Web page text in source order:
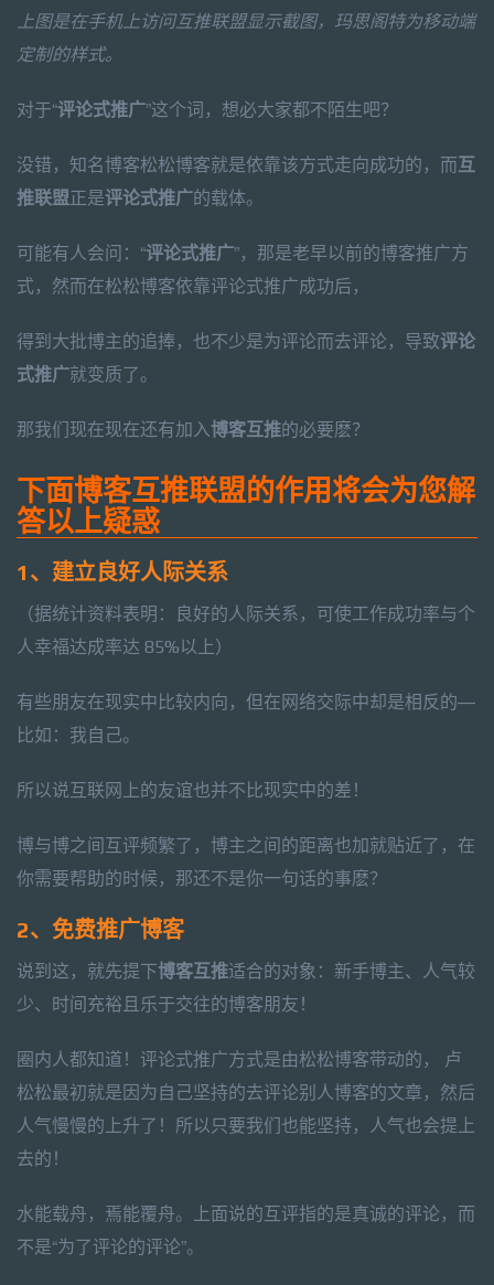
上图是在手机上访问互推联盟显示截图，玛思阁特为移动端
定制的样式。
对于“评论式推广”这个词，想必大家都不陌生吧？
没错，知名博客松松博客就是依靠该方式走向成功的，而互
推联盟正是评论式推广的载体。
可能有人会问：“评论式推广”，那是老早以前的博客推广方
式，然而在松松博客依靠评论式推广成功后，
得到大批博主的追捧，也不少是为评论而去评论，导致评论
式推广就变质了。
那我们现在现在还有加入博客互推的必要麽？
下面博客互推联盟的作用将会为您解
答以上疑惑
1、建立良好人际关系
（据统计资料表明：良好的人际关系，可使工作成功率与个
人幸福达成率达 85%以上）
有些朋友在现实中比较内向，但在网络交际中却是相反的—
比如：我自己。
所以说互联网上的友谊也并不比现实中的差！
博与博之间互评频繁了，博主之间的距离也加就贴近了，在
你需要帮助的时候，那还不是你一句话的事麽？
2、免费推广博客
说到这，就先提下博客互推适合的对象：新手博主、人气较
少、时间充裕且乐于交往的博客朋友！
圈内人都知道！评论式推广方式是由松松博客带动的， 卢
松松最初就是因为自己坚持的去评论别人博客的文章，然后
人气慢慢的上升了！所以只要我们也能坚持，人气也会提上
去的！
水能载舟，焉能覆舟。上面说的互评指的是真诚的评论，而
不是“为了评论的评论”。